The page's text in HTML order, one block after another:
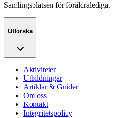
Samlingsplatsen för föräldralediga.
Utforska
Aktiviteter
Utbildningar
Artiklar & Guider
Om oss
Kontakt
Integritetspolicy